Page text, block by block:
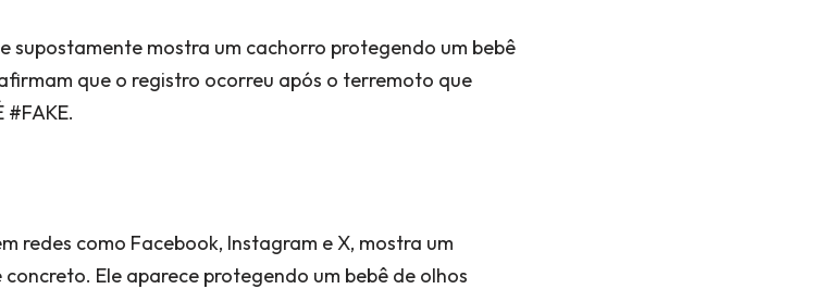
supostamente mostra um cachorro protegendo um bebê
que o registro ocorreu após o terremoto que
#FAKE.
redes como Facebook, Instagram e X, mostra um
Ele aparece protegendo um bebê de olhos